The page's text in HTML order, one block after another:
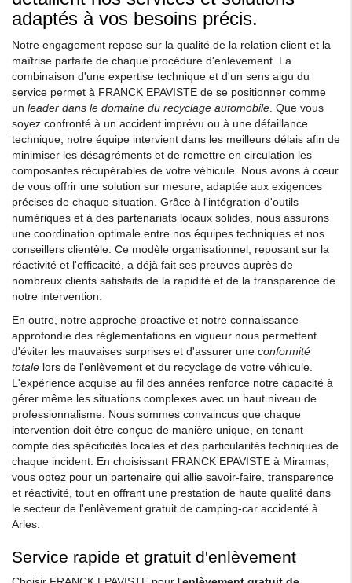
adaptés à vos besoins précis.
Notre engagement repose sur la qualité de la relation client et la
maîtrise parfaite de chaque procédure d'enlèvement. La
combinaison d'une expertise technique et d'un sens aigu du
service permet à FRANCK EPAVISTE de se positionner comme
un leader dans le domaine du recyclage automobile. Que vous
soyez confronté à un accident imprévu ou à une défaillance
technique, notre équipe intervient dans les meilleurs délais afin de
minimiser les désagréments et de remettre en circulation les
composantes récupérables de votre véhicule. Nous avons à cœur
de vous offrir une solution sur mesure, adaptée aux exigences
précises de chaque situation. Grâce à l'intégration d'outils
numériques et à des partenariats locaux solides, nous assurons
une coordination optimale entre nos équipes techniques et nos
conseillers clientèle. Ce modèle organisationnel, reposant sur la
réactivité et l'efficacité, a déjà fait ses preuves auprès de
nombreux clients satisfaits de la rapidité et de la transparence de
notre intervention.
En outre, notre approche proactive et notre connaissance
approfondie des réglementations en vigueur nous permettent
d'éviter les mauvaises surprises et d'assurer une conformité
totale lors de l'enlèvement et du recyclage de votre véhicule.
L'expérience acquise au fil des années renforce notre capacité à
gérer même les situations complexes avec un haut niveau de
professionnalisme. Nous sommes convaincus que chaque
intervention doit être conçue de manière unique, en tenant
compte des spécificités locales et des particularités techniques de
chaque incident. En choisissant FRANCK EPAVISTE à Miramas,
vous optez pour un partenaire qui allie savoir-faire, transparence
et réactivité, tout en offrant une prestation de haute qualité dans
le secteur de l'enlèvement gratuit de camping-car accidenté à
Arles.
Service rapide et gratuit d'enlèvement